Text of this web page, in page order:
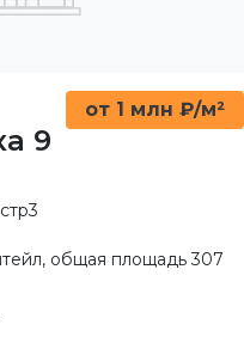
9
от 1 млн ₽/м²
общая площадь 307